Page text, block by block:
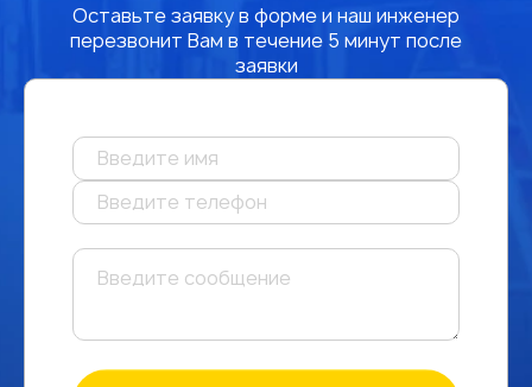
Оставьте заявку в форме и наш инженер
перезвонит Вам в течение 5 минут после
заявки